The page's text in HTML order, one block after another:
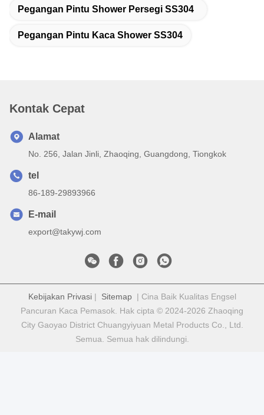
Pegangan Pintu Shower Persegi SS304
Pegangan Pintu Kaca Shower SS304
Kontak Cepat
Alamat
No. 256, Jalan Jinli, Zhaoqing, Guangdong, Tiongkok
tel
86-189-29893966
E-mail
export@takywj.com
Kebijakan Privasi| Sitemap| Cina Baik Kualitas Engsel
Pancuran Kaca Pemasok. Hak cipta © 2024-2026 Zhaoqing
City Gaoyao District Chuangyiyuan Metal Products Co., Ltd.
Semua. Semua hak dilindungi.